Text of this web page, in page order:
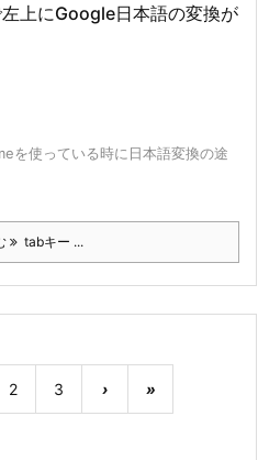
上にGoogle日本語の変換が
を使っている時に日本語変換の途
tabキー ...
2 3 › »